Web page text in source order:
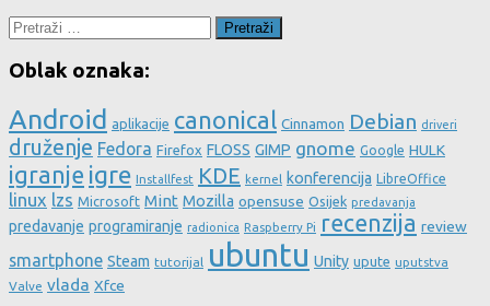
Pretraži:
Oblak oznaka:
Android aplikacije canonical Cinnamon Debian driveri
druženje Fedora Firefox FLOSS GIMP gnome Google HULK
igranje igre Installfest KDE kernel konferencija LibreOffice
linux lzs Microsoft Mint Mozilla opensuse Osijek predavanja
predavanje programiranje radionica Raspberry Pi recenzija review
smartphone Steam tutorijal ubuntu Unity upute uputstva
Valve vlada Xfce